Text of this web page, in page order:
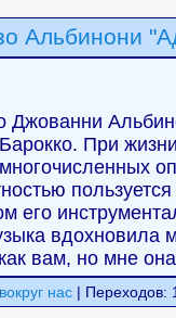
Альбинони
Джованни
При
его
вдохновила
вам, но мне
нас | Переходов: